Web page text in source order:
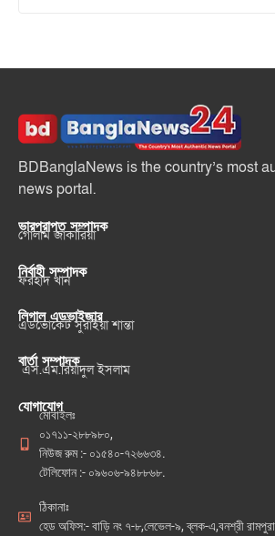
BDBanglaNews is the country’s most
news portal.
ভারপ্রাপ্ত সম্পাদক
গোলাম জাকারিয়া
নির্বাহী সম্পাদক
ফরহাদ খান
লিগাল এডভাইজার
এডভোকেট সুরাইয়া শান্তা
বার্তা সম্পাদক
এস.এম.রিয়াদুল ইসলাম
যোগাযোগ
মোবাইলঃ
০১৭১১-২৮৮৯৮০,
নিউজ রুম :- ০১৫৪০-৭২৬৬৩৪.
টেলিফোন :- ০৯৬০৬-৯৪৮৮৬৮.
ঠিকানাঃ
হেড অফিস:- বাড়ি নং ৭-৮,লেভেল-৯, ব্লক-এ,বনশ্রী